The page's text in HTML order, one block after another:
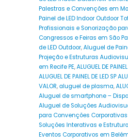
Palestras e Convenções em
Painel de LED Indoor Outdoor
Profissionais e Sonorização
Congressos e Feiras em São
de LED Outdoor,Aluguel de
Projeção e Estruturas
em Recife PE,ALUGUEL DE
ALUGUEL DE PAINEL DE LED SP
VALOR,aluguel de plasma,
Aluguel de smartphone –
Aluguel de Soluções
para Convenções
Soluções Interativas e
Eventos Corporativos em